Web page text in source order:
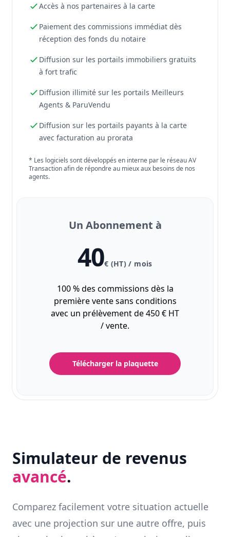
Accès à nos partenaires à la carte
Paiement des commissions immédiat dès
réception des fonds du notaire
Diffusion sur les portails immobiliers gratuits
à fort trafic
Diffusion illimité sur les portails Meilleurs
Agents & ParuVendu
Diffusion sur les portails payants à la carte
avec facturation au prorata
* Les logiciels sont développés en interne par le réseau AV
Transaction afin de répondre au mieux aux besoins de nos
agents.
Un Abonnement à
40€ (HT) / mois
100 % des commissions dès la
première vente sans conditions
avec un prélèvement de 450 € HT
/ vente.
Télécharger la plaquette
Simulateur de revenus
avancé.
Comparez facilement votre situation actuelle
avec une projection sur une autre offre, puis